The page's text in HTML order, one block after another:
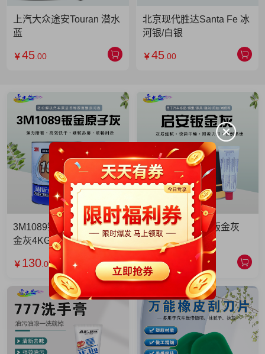
上汽大众途安Touran 潜水
蓝
￥45 .00
北京现代胜达Santa Fe 冰
河银/白银
￥45 .00
3M1089钣金灰 3M1089钣
金灰4KG 单罐
￥ 130 .00
启安钣金灰 启安钣金灰
2KG 单罐
￥49.90